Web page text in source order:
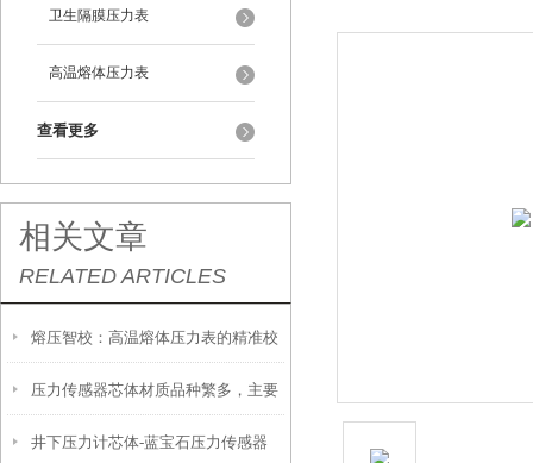
卫生隔膜压力表
高温熔体压力表
查看更多
相关文章
RELATED ARTICLES
熔压智校：高温熔体压力表的精准校
准技术
压力传感器芯体材质品种繁多，主要
有以下几种！
井下压力计芯体-蓝宝石压力传感器